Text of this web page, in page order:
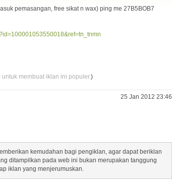
pemasangan, free sikat n wax) ping me 27B5BOB7
membuat iklan ini populer.)
25 Jan 2012 23:46
kemudahan bagi pengiklan, agar dapat beriklan
ditampilkan pada web ini bukan merupakan tanggung
iklan yang menjerumuskan.